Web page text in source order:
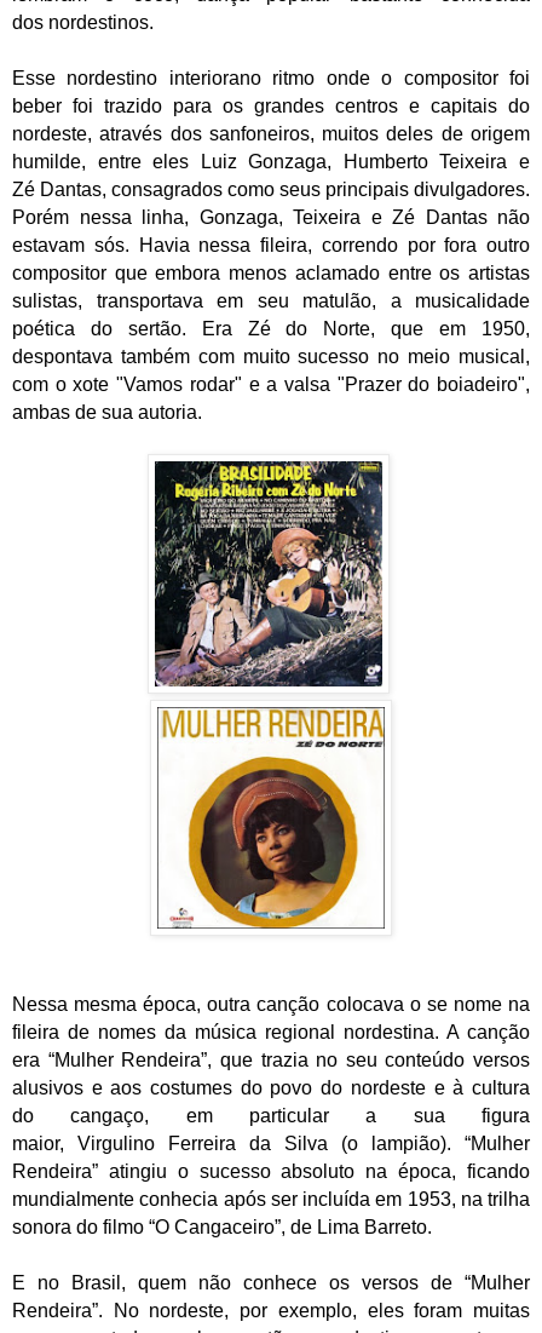
dos nordestinos.
Esse nordestino interiorano ritmo onde o compositor foi
beber foi trazido para os grandes centros e capitais do
nordeste, através dos sanfoneiros, muitos deles de origem
humilde, entre eles Luiz Gonzaga, Humberto Teixeira e
Zé Dantas, consagrados como seus principais divulgadores.
Porém nessa linha, Gonzaga, Teixeira e Zé Dantas não
estavam sós. Havia nessa fileira, correndo por fora outro
compositor que embora menos aclamado entre os artistas
sulistas, transportava em seu matulão, a musicalidade
poética do sertão. Era Zé do Norte, que em 1950,
despontava também com muito sucesso no meio musical,
com o xote "Vamos rodar" e a valsa "Prazer do boiadeiro",
ambas de sua autoria.
Nessa mesma época, outra canção colocava o se nome na
fileira de nomes da música regional nordestina. A canção
era “Mulher Rendeira”, que trazia no seu conteúdo versos
alusivos e aos costumes do povo do nordeste e à cultura
do cangaço, em particular a sua figura
maior, Virgulino Ferreira da Silva (o lampião). “Mulher
Rendeira” atingiu o sucesso absoluto na época, ficando
mundialmente conhecia após ser incluída em 1953, na trilha
sonora do filmo “O Cangaceiro”, de Lima Barreto.
E no Brasil, quem não conhece os versos de “Mulher
Rendeira”. No nordeste, por exemplo, eles foram muitas